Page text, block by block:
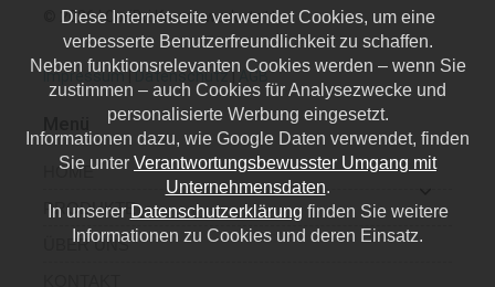
© 2026 | CoriBri Kreativwerkstatt
Impressum|Datenschutz|AGB
HOME
PRODUKTE
ÜBER UNS
Diese Internetseite verwendet Cookies, um eine
verbesserte Benutzerfreundlichkeit zu schaffen.
Neben funktionsrelevanten Cookies werden – wenn Sie
zustimmen – auch Cookies für Analysezwecke und
personalisierte Werbung eingesetzt.
Informationen dazu, wie Google Daten verwendet, finden
Sie unter Verantwortungsbewusster Umgang mit
Unternehmensdaten.
In unserer Datenschutzerklärung finden Sie weitere
Informationen zu Cookies und deren Einsatz.